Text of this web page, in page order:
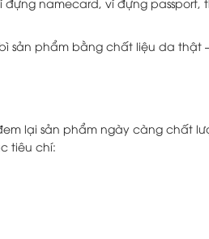
namecard, ví đựng passport,
sản phẩm bằng chất liệu da thật
lại sản phẩm ngày càng chất
tiêu chí: